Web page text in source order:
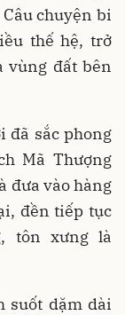
chuyện bi
thế hệ, trở
vùng đất bên
đã sắc phong
Mã Thượng
đưa vào hàng
đền tiếp tục
tôn xưng là
suốt dặm dài